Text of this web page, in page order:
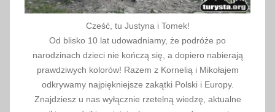
Cześć, tu Justyna i Tomek!
Od blisko 10 lat udowadniamy, że podróże po
narodzinach dzieci nie kończą się, a dopiero nabierają
prawdziwych kolorów! Razem z Kornelią i Mikołajem
odkrywamy najpiękniejsze zakątki Polski i Europy.
Znajdziesz u nas wyłącznie rzetelną wiedzę, aktualne